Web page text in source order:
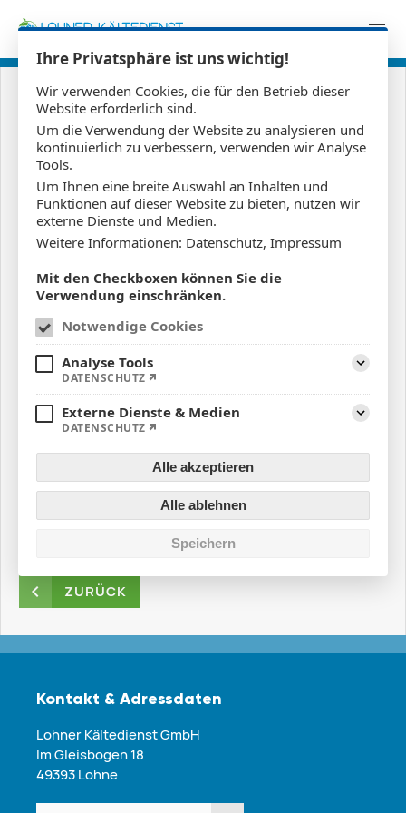
November 2020
04.11.2020
Unser großer Dank anHorst Warschkefür 40 Jahre in
Wir freuen uns auf weitere Jahre mit Horst!
ZURÜCK
Kontakt & Adressdaten
Lohner Kältedienst GmbH
Im Gleisbogen 18
49393 Lohne
Ihre Privatsphäre ist uns wichtig!
Wir verwenden Cookies, die für den Betrieb dieser
Website erforderlich sind.
Um die Verwendung der Website zu analysieren und
kontinuierlich zu verbessern, verwenden wir Analyse
Tools.
Um Ihnen eine breite Auswahl an Inhalten und
Funktionen auf dieser Website zu bieten, nutzen wir
externe Dienste und Medien.
Weitere Informationen: Datenschutz, Impressum
Mit den Checkboxen können Sie die
Verwendung einschränken.
Notwendige Cookies
Analyse Tools
DATENSCHUTZ
Externe Dienste & Medien
DATENSCHUTZ
Alle akzeptieren
Alle ablehnen
Speichern